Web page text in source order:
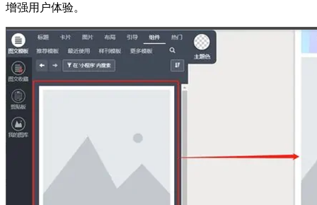
增强用户体验。